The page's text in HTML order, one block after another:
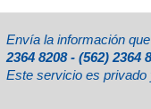
Envía la información
2364 8208 - (562) 2364
Este servicio es privado